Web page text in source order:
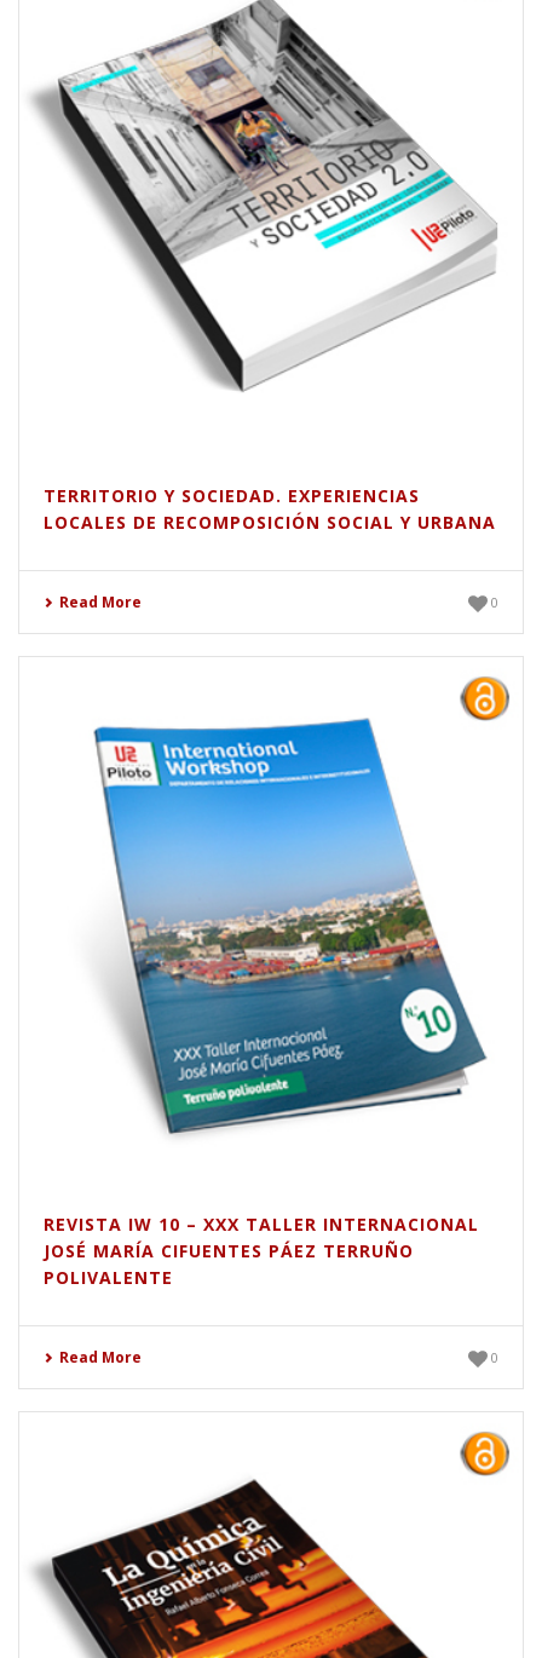
TERRITORIO Y SOCIEDAD. EXPERIENCIAS
LOCALES DE RECOMPOSICIÓN SOCIAL Y URBANA
Read More 0
REVISTA IW 10 – XXX TALLER INTERNACIONAL
JOSÉ MARÍA CIFUENTES PÁEZ TERRUÑO
POLIVALENTE
Read More 0